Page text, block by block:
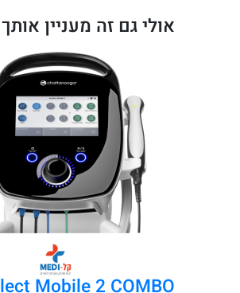
אולי גם זה מעניין אותך